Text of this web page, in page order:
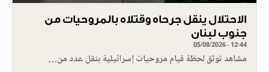
الاحتلال ينقل جرحاه وقتلاه بالمروحيات من
جنوب لبنان
05/08/2026 - 12:44
مشاهد توثق لحظة قيام مروحيات إسرائيلية بنقل عدد من…